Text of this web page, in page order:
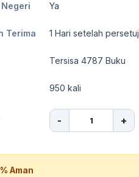
Ya
Terima 1 Hari setelah
Tersisa 4787 Buku
950 kali
- +
Aman